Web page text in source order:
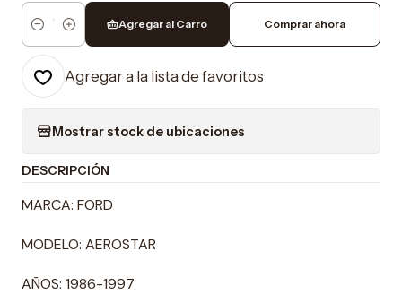
Cantidad
Agregar al Carro Comprar ahora
Agregar a la lista de favoritos
Mostrar stock de ubicaciones
DESCRIPCIÓN
MARCA: FORD
MODELO: AEROSTAR
AÑOS: 1986-1997